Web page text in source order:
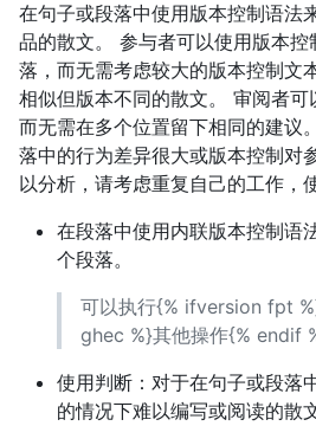
在句子或段落中使用版本控制语法
品的散文。 参与者可以使用版本
落，而无需考虑较大的版本控制文
相似但版本不同的散文。 审阅者可
而无需在多个位置留下相同的建议
落中的行为差异很大或版本控制对
以分析，请考虑重复自己的工作，
在段落中使用内联版本控制语
个段落。
可以执行{% ifversion fpt
ghec %}其他操作{% endif
使用判断：对于在句子或段落
的情况下难以编写或阅读的散